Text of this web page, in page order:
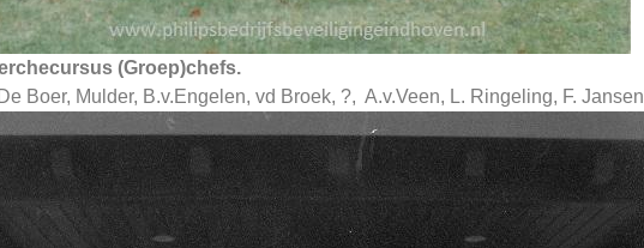
(Groep)chefs.
Boer, Mulder, B.v.Engelen, vd Broek, ?, A.v.Veen, L. Ringeling, F. Jansen